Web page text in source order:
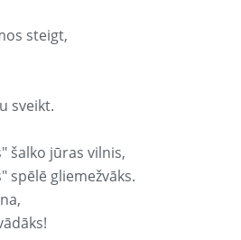
steigt,
sveikt.
šalko jūras vilnis,
spēlē gliemežvāks.